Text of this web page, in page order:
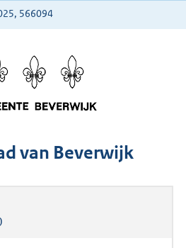
566094
van Beverwijk